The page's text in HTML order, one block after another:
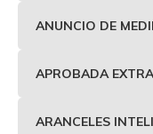
ANUNCIO DE
APROBADA
ARANCELES